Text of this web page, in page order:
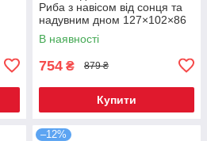
Риба з навісом від сонця та
надувним дном 127×102×86
см
В наявності
754 ₴ 879 ₴
Купити
–12%